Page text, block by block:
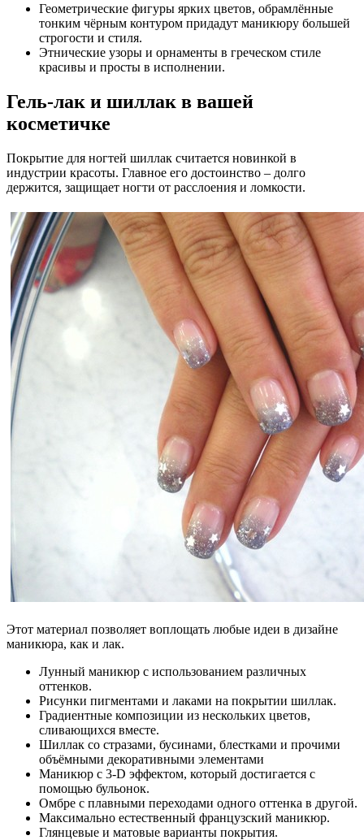
Геометрические фигуры ярких цветов, обрамлённые
тонким чёрным контуром придадут маникюру большей
строгости и стиля.
Этнические узоры и орнаменты в греческом стиле
красивы и просты в исполнении.
Гель-лак и шиллак в вашей
косметичке
Покрытие для ногтей шиллак считается новинкой в
индустрии красоты. Главное его достоинство – долго
держится, защищает ногти от расслоения и ломкости.
Этот материал позволяет воплощать любые идеи в дизайне
маникюра, как и лак.
Лунный маникюр с использованием различных
оттенков.
Рисунки пигментами и лаками на покрытии шиллак.
Градиентные композиции из нескольких цветов,
сливающихся вместе.
Шиллак со стразами, бусинами, блестками и прочими
объёмными декоративными элементами
Маникюр с 3-D эффектом, который достигается с
помощью бульонок.
Омбре с плавными переходами одного оттенка в другой.
Максимально естественный французский маникюр.
Глянцевые и матовые варианты покрытия.